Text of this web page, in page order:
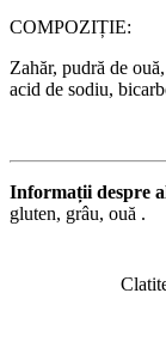
COMPOZIȚIE:
Zahăr, pudră de
acid de sodiu,
Informații despre
gluten, grâu, ouă .